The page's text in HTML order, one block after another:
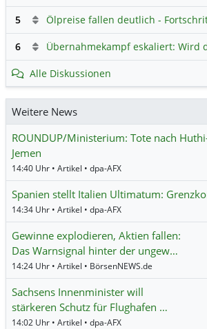
5
6
Alle Diskussionen
Weitere News
ROUNDUP/Ministerium: Tote nach
Jemen
14:40 Uhr • Artikel • dpa-AFX
Spanien stellt Italien Ultimatum:
14:34 Uhr • Artikel • dpa-AFX
Gewinne explodieren, Aktien fallen:
Das Warnsignal hinter der ungew…
14:24 Uhr • Artikel • BörsenNEWS.de
Sachsens Innenminister will
stärkeren Schutz für Flughafen …
14:02 Uhr • Artikel • dpa-AFX